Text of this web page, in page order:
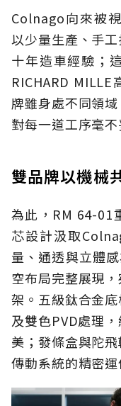
Colnago向來被
以少量生產、手
十年造車經驗；
RICHARD
牌雖身處不同領
對每一道工序毫不
雙品牌以機械
為此，RM 64-01
芯設計汲取
量、通透與立體
空布局完整展現
架。五級鈦合金
及雙色PVD處理
美；發條盒與陀
傳動系統的精密運